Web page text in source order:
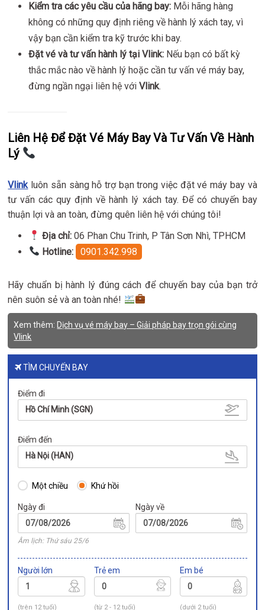
Kiểm tra các yêu cầu của hãng bay: Mỗi hãng hàng
không có những quy định riêng về hành lý xách tay, vì
vậy bạn cần kiểm tra kỹ trước khi bay.
Đặt vé và tư vấn hành lý tại Vlink: Nếu bạn có bất kỳ
thắc mắc nào về hành lý hoặc cần tư vấn vé máy bay,
đừng ngần ngại liên hệ vớiVlink.
Liên Hệ Để Đặt Vé Máy Bay Và Tư Vấn Về Hành
Lý
Vlink luôn sẵn sàng hỗ trợ bạn trong việc đặt vé máy bay và
tư vấn các quy định về hành lý xách tay. Để có chuyến bay
thuận lợi và an toàn, đừng quên liên hệ với chúng tôi!
Địa chỉ:06 Phan Chu Trinh, P Tân Sơn Nhì, TPHCM
Hotline:
0901.342.998
Hãy chuẩn bị hành lý đúng cách để chuyến bay của bạn trở
nên suôn sẻ và an toàn nhé!
Xem thêm: Dịch vụ vé máy bay – Giải pháp bay trọn gói cùng
Vlink
TÌM CHUYẾN BAY
Điểm đi
Hồ Chí Minh (SGN)
Điểm đến
Hà Nội (HAN)
Một chiều Khứ hồi
Ngày đi
Âm lịch: Thứ sáu 25/6
Ngày về
Người lớn
(trên 12 tuổi)
Trẻ em
(từ 2 - 12 tuổi)
Em bé
(dưới 2 tuổi)